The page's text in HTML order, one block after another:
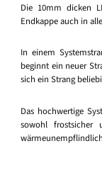
Die 10mm dicken
Endkappe auch in
In einem
beginnt ein neuer
sich ein Strang
Das hochwertige
sowohl
wärmeunempflindlich